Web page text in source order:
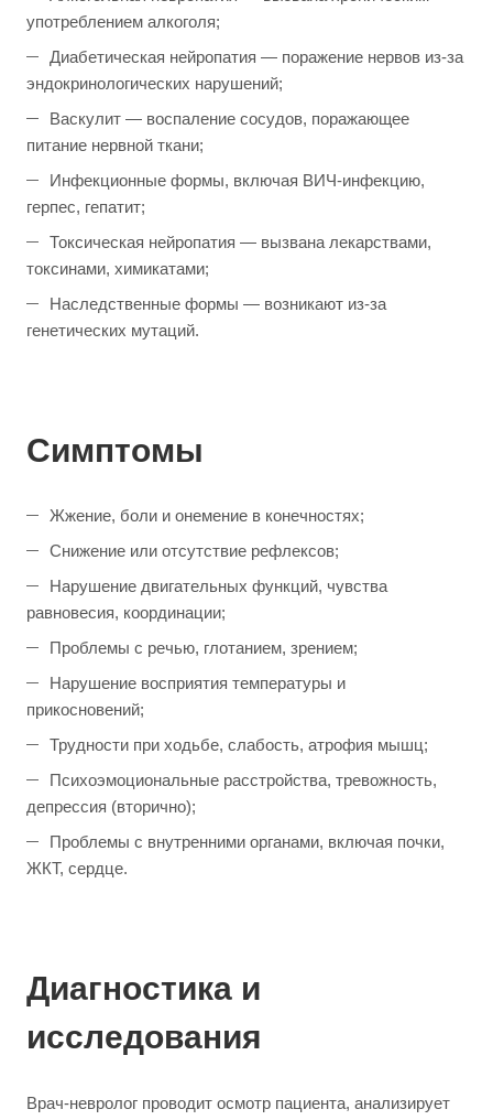
употреблением алкоголя;
Диабетическая нейропатия — поражение нервов из-за
эндокринологических нарушений;
Васкулит — воспаление сосудов, поражающее
питание нервной ткани;
Инфекционные формы, включая ВИЧ-инфекцию,
герпес, гепатит;
Токсическая нейропатия — вызвана лекарствами,
токсинами, химикатами;
Наследственные формы — возникают из-за
генетических мутаций.
Симптомы
Жжение, боли и онемение в конечностях;
Снижение или отсутствие рефлексов;
Нарушение двигательных функций, чувства
равновесия, координации;
Проблемы с речью, глотанием, зрением;
Нарушение восприятия температуры и
прикосновений;
Трудности при ходьбе, слабость, атрофия мышц;
Психоэмоциональные расстройства, тревожность,
депрессия (вторично);
Проблемы с внутренними органами, включая почки,
ЖКТ, сердце.
Диагностика и
исследования
Врач-невролог проводит осмотр пациента, анализирует